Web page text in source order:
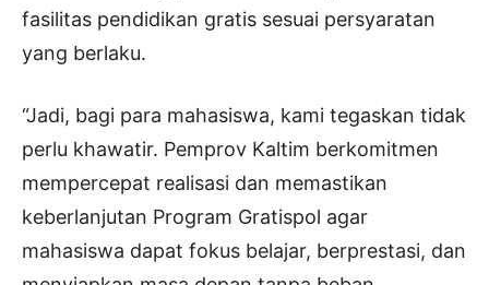
fasilitas pendidikan gratis sesuai persyaratan
yang berlaku.
“Jadi, bagi para mahasiswa, kami tegaskan tidak
perlu khawatir. Pemprov Kaltim berkomitmen
mempercepat realisasi dan memastikan
keberlanjutan Program Gratispol agar
mahasiswa dapat fokus belajar, berprestasi, dan